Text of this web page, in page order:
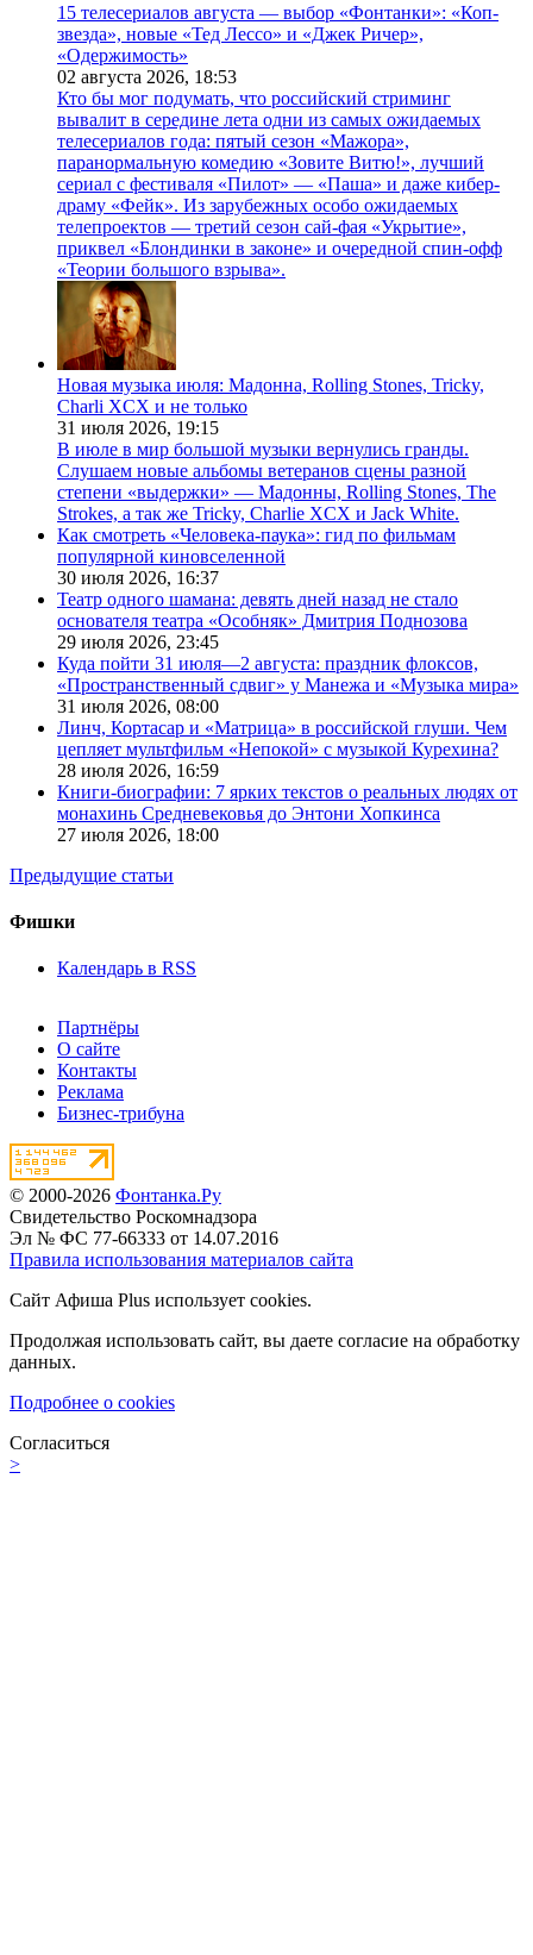
15 телесериалов августа — выбор «Фонтанки»: «Коп-
звезда», новые «Тед Лессо» и «Джек Ричер»,
«Одержимость»
02 августа 2026, 18:53
Кто бы мог подумать, что российский стриминг
вывалит в середине лета одни из самых ожидаемых
телесериалов года: пятый сезон «Мажора»,
паранормальную комедию «Зовите Витю!», лучший
сериал с фестиваля «Пилот» — «Паша» и даже кибер-
драму «Фейк». Из зарубежных особо ожидаемых
телепроектов — третий сезон сай-фая «Укрытие»,
приквел «Блондинки в законе» и очередной спин-офф
«Теории большого взрыва».
Новая музыка июля: Мадонна, Rolling Stones, Tricky,
Charli XCX и не только
31 июля 2026, 19:15
В июле в мир большой музыки вернулись гранды.
Слушаем новые альбомы ветеранов сцены разной
степени «выдержки» — Мадонны, Rolling Stones, The
Strokes, а так же Tricky, Charlie XCX и Jack White.
Как смотреть «Человека-паука»: гид по фильмам
популярной киновселенной
30 июля 2026, 16:37
Театр одного шамана: девять дней назад не стало
основателя театра «Особняк» Дмитрия Поднозова
29 июля 2026, 23:45
Куда пойти 31 июля—2 августа: праздник флоксов,
«Пространственный сдвиг» у Манежа и «Музыка мира»
31 июля 2026, 08:00
Линч, Кортасар и «Матрица» в российской глуши. Чем
цепляет мультфильм «Непокой» с музыкой Курехина?
28 июля 2026, 16:59
Книги-биографии: 7 ярких текстов о реальных людях от
монахинь Средневековья до Энтони Хопкинса
27 июля 2026, 18:00
Предыдущие статьи
Фишки
Календарь в RSS
Партнёры
О сайте
Контакты
Реклама
Бизнес-трибуна
© 2000-2026 Фонтанка.Ру
Свидетельство Роскомнадзора
Эл № ФС 77-66333 от 14.07.2016
Правила использования материалов сайта
Сайт Афиша Plus использует cookies.
Продолжая использовать сайт, вы даете согласие на обработку
данных.
Подробнее о cookies
Согласиться
>